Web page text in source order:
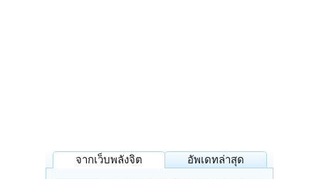
จากเว็บพลังจิต อัพเดทล่าสุด